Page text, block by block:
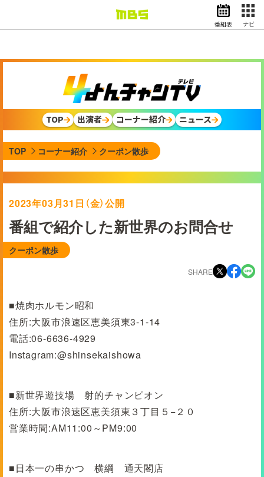
ドラマ
スポーツ
動画イズム ニュース
天気・防災
映画 アナウンサー
グッズ
番組表 ナビ
TOP 出演者 コーナー紹介 ニュース
TOP コーナー紹介 クーポン散歩
2023年03月31日（金）公開
番組で紹介した新世界のお問合せ
クーポン散歩
SHARE
■焼肉ホルモン昭和
住所:大阪市浪速区恵美須東3-1-14
電話:06-6636-4929
Instagram:@shinsekaishowa
■新世界遊技場 射的チャンピオン
住所:大阪市浪速区恵美須東３丁目５−２０
営業時間:AM11:00～PM9:00
■日本一の串かつ 横綱 通天閣店